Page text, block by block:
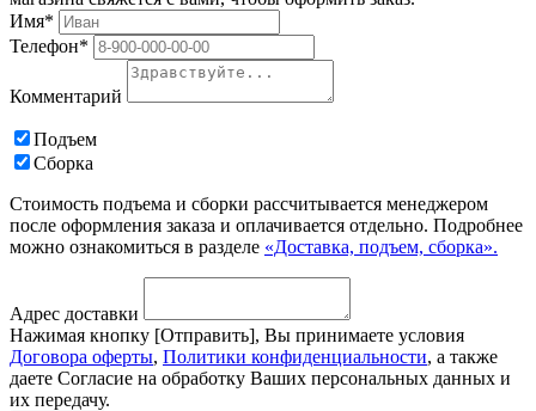
Имя*
Телефон*
Комментарий
Подъем
Сборка
Стоимость подъема и сборки рассчитывается менеджером
после оформления заказа и оплачивается отдельно. Подробнее
можно ознакомиться в разделе «Доставка, подъем, сборка».
Адрес доставки
Нажимая кнопку [Отправить], Вы принимаете условия
Договора оферты, Политики конфиденциальности, а также
даете Согласие на обработку Ваших персональных данных и
их передачу.